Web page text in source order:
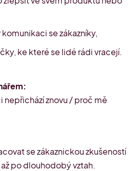
se zákazníky,
ke které se lidé rádi vracejí.
nepřichází znovu / proč mě
se zákaznickou zkušeností
po dlouhodobý vztah.